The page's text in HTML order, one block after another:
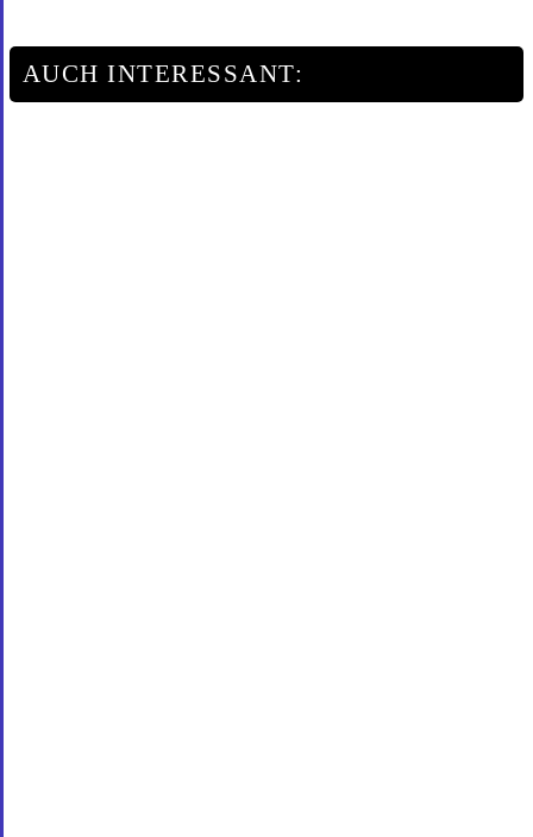
AUCH INTERESSANT: